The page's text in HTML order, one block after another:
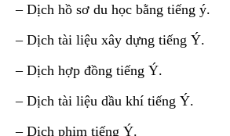
– Dịch hồ sơ du học bằng tiếng ý.
– Dịch tài liệu xây dựng tiếng Ý.
– Dịch hợp đồng tiếng Ý.
– Dịch tài liệu dầu khí tiếng Ý.
– Dịch phim tiếng Ý.